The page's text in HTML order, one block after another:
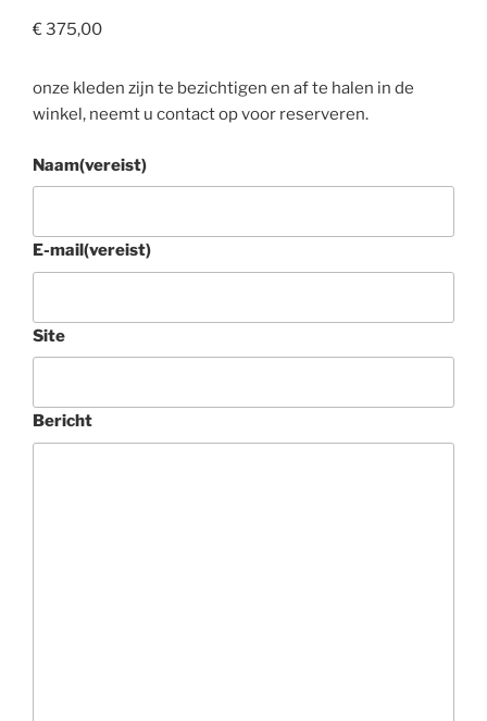
€375,00
onze kleden zijn te bezichtigen en af te halen in de
winkel, neemt u contact op voor reserveren.
Naam(vereist)
E-mail (vereist)
Site
Bericht